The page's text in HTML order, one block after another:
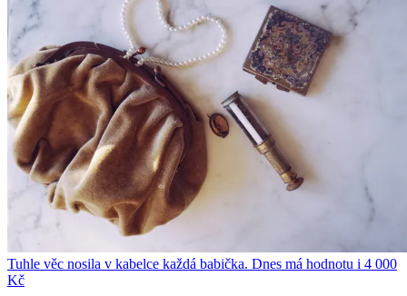
Tuhle věc nosila v kabelce každá babička. Dnes má hodnotu i 4 000
Kč